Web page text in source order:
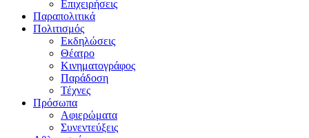
Επιχειρήσεις
Παραπολιτικά
Πολιτισμός
Εκδηλώσεις
Θέατρο
Κινηματογράφος
Παράδοση
Τέχνες
Πρόσωπα
Αφιερώματα
Συνεντεύξεις